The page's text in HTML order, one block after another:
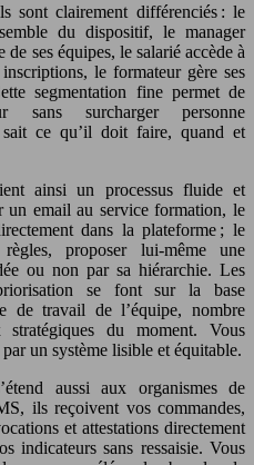
sont clairement différenciés : le
du dispositif, le manager
ses équipes, le salarié accède à
le formateur gère ses
segmentation fine permet de
sans surcharger personne
sait ce qu’il doit faire, quand et
ainsi un processus fluide et
un email au service formation, le
dans la plateforme ; le
proposer lui-même une
ou non par sa hiérarchie. Les
se font sur la base
de travail de l’équipe, nombre
stratégiques du moment. Vous
un système lisible et équitable.
aussi aux organismes de
ils reçoivent vos commandes,
et attestations directement
indicateurs sans ressaisie. Vous